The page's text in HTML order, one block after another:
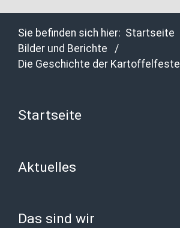
Sie befinden sich hier: Startseite
Bilder und Berichte
/
Die Geschichte der Kartoffelfeste
Startseite
Aktuelles
Das sind wir